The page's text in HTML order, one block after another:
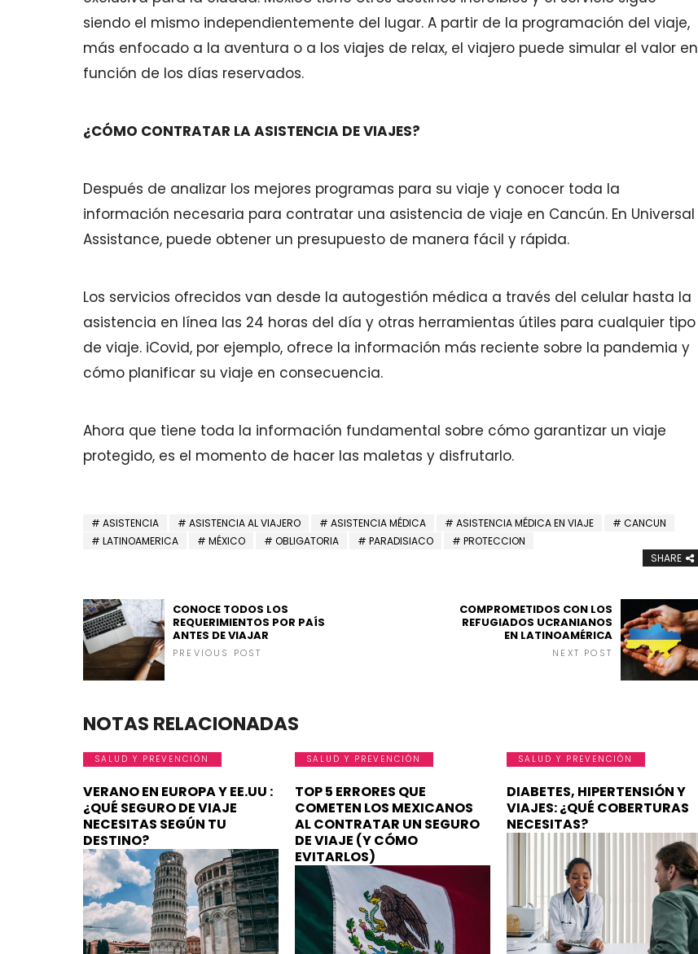
siendo el mismo independientemente del lugar. A partir de la programación del viaje,
más enfocado a la aventura o a los viajes de relax, el viajero puede simular el valor en
función de los días reservados.
¿CÓMO CONTRATAR LA ASISTENCIA DE VIAJES?
Después de analizar los mejores programas para su viaje y conocer toda la
información necesaria para contratar una asistencia de viaje en Cancún. En Universal
Assistance, puede obtener un presupuesto de manera fácil y rápida.
Los servicios ofrecidos van desde la autogestión médica a través del celular hasta la
asistencia en línea las 24 horas del día y otras herramientas útiles para cualquier tipo
de viaje. iCovid, por ejemplo, ofrece la información más reciente sobre la pandemia y
cómo planificar su viaje en consecuencia.
Ahora que tiene toda la información fundamental sobre cómo garantizar un viaje
protegido, es el momento de hacer las maletas y disfrutarlo.
ASISTENCIA ASISTENCIA AL VIAJERO ASISTENCIA MÉDICA ASISTENCIA MÉDICA EN VIAJE
CANCUN
LATINOAMERICA
MÉXICO OBLIGATORIA PARADISIACO
PROTECCION
SHARE
CONOCE TODOS LOS
REQUERIMIENTOS POR PAÍS
ANTES DE VIAJAR
PREVIOUS POST
COMPROMETIDOS CON LOS
REFUGIADOS UCRANIANOS
EN LATINOAMÉRICA
NEXT POST
NOTAS RELACIONADAS
SALUD Y PREVENCIÓN
VERANO EN EUROPA Y EE.UU :
¿QUÉ SEGURO DE VIAJE
NECESITAS SEGÚN TU
DESTINO?
SALUD Y PREVENCIÓN
TOP 5 ERRORES QUE
COMETEN LOS MEXICANOS
AL CONTRATAR UN SEGURO
DE VIAJE (Y CÓMO
EVITARLOS)
SALUD Y PREVENCIÓN
DIABETES, HIPERTENSIÓN Y
VIAJES: ¿QUÉ COBERTURAS
NECESITAS?